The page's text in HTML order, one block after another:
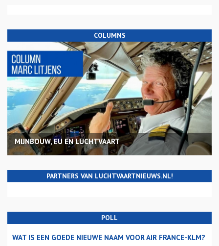
COLUMNS
MIJNBOUW, EU EN LUCHTVAART
PARTNERS VAN LUCHTVAARTNIEUWS.NL!
POLL
WAT IS EEN GOEDE NIEUWE NAAM VOOR AIR FRANCE-KLM?